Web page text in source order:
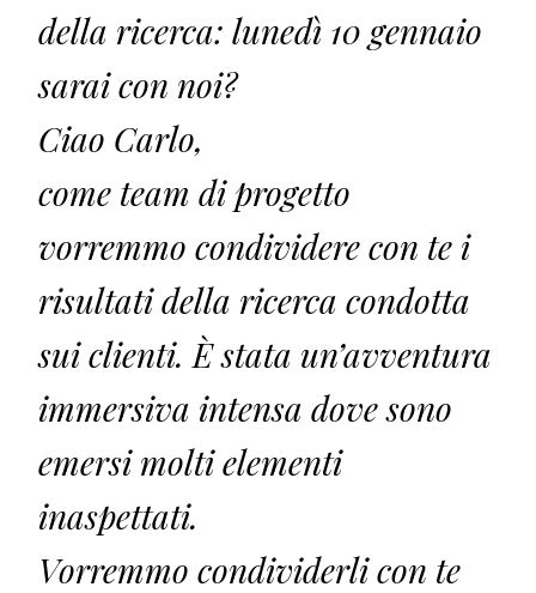
della ricerca: lunedì 10 gennaio
sarai con noi?
Ciao Carlo,
come team di progetto
vorremmo condividere con te i
risultati della ricerca condotta
sui clienti. È stata un’avventura
immersiva intensa dove sono
emersi molti elementi
inaspettati.
Vorremmo condividerli con te